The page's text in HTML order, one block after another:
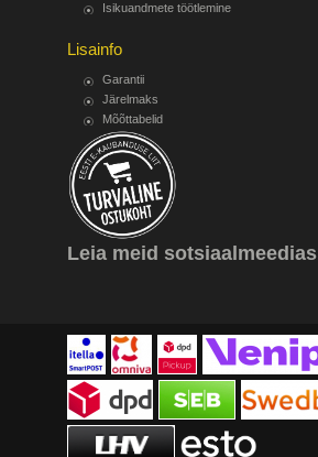
Isikuandmete töötlemine
Lisainfo
Garantii
Järelmaks
Mõõttabelid
Leia meid sotsiaalmeedias